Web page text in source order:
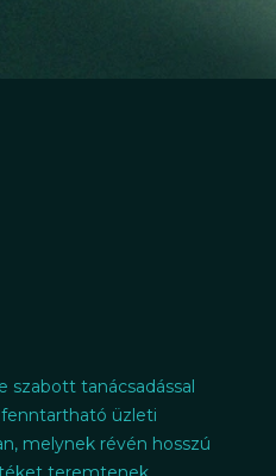
szabott tanácsadással
​üzleti
melynek révén hosszú